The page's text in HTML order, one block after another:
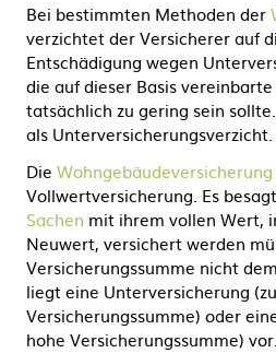
Bei bestimmten Methoden der
verzichtet der Versicherer auf
Entschädigung wegen
die auf dieser Basis
tatsächlich zu gering sein
als Unterversicherungsverzicht.
Die Wohngebäudeversicherung
Vollwertversicherung. Es
Sachen mit ihrem vollen Wert,
Neuwert, versichert werden
Versicherungssumme nicht
liegt eine Unterversicherung
Versicherungssumme) oder
hohe Versicherungssumme) vor.